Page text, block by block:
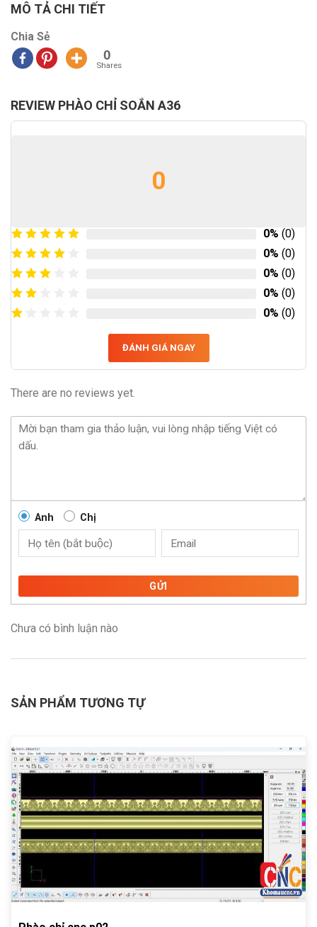
MÔ TẢ CHI TIẾT
Chia Sẻ
0
Shares
REVIEW PHÀO CHỈ SOẮN A36
0
0% (0)
0% (0)
0% (0)
0% (0)
0% (0)
ĐÁNH GIÁ NGAY
There are no reviews yet.
Anh Chị
GỬI
Chưa có bình luận nào
SẢN PHẨM TƯƠNG TỰ